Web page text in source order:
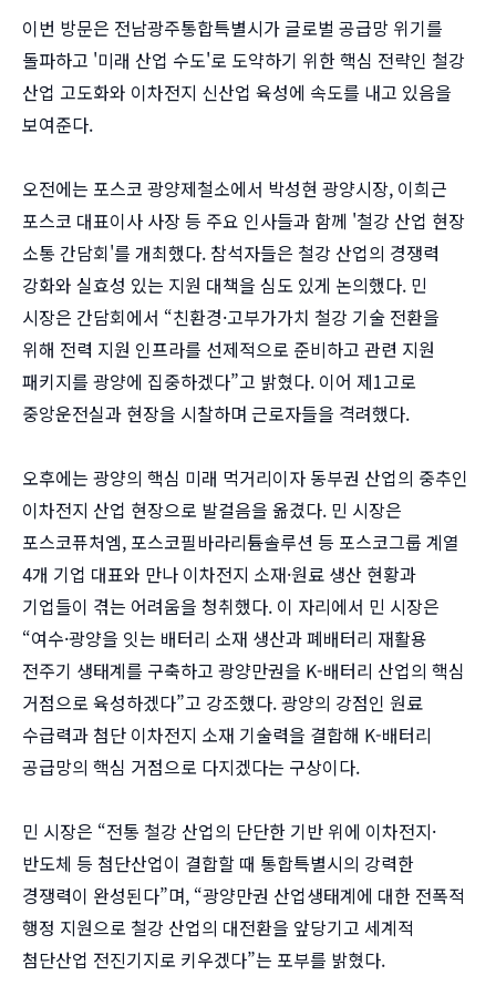
이번 방문은 전남광주통합특별시가 글로벌 공급망 위기를
돌파하고 '미래 산업 수도'로 도약하기 위한 핵심 전략인 철강
산업 고도화와 이차전지 신산업 육성에 속도를 내고 있음을
보여준다.
오전에는 포스코 광양제철소에서 박성현 광양시장, 이희근
포스코 대표이사 사장 등 주요 인사들과 함께 '철강 산업 현장
소통 간담회'를 개최했다. 참석자들은 철강 산업의 경쟁력
강화와 실효성 있는 지원 대책을 심도 있게 논의했다. 민
시장은 간담회에서 “친환경·고부가가치 철강 기술 전환을
위해 전력 지원 인프라를 선제적으로 준비하고 관련 지원
패키지를 광양에 집중하겠다”고 밝혔다. 이어 제1고로
중앙운전실과 현장을 시찰하며 근로자들을 격려했다.
오후에는 광양의 핵심 미래 먹거리이자 동부권 산업의 중추인
이차전지 산업 현장으로 발걸음을 옮겼다. 민 시장은
포스코퓨처엠, 포스코필바라리튬솔루션 등 포스코그룹 계열
4개 기업 대표와 만나 이차전지 소재·원료 생산 현황과
기업들이 겪는 어려움을 청취했다. 이 자리에서 민 시장은
“여수·광양을 잇는 배터리 소재 생산과 폐배터리 재활용
전주기 생태계를 구축하고 광양만권을 K-배터리 산업의 핵심
거점으로 육성하겠다”고 강조했다. 광양의 강점인 원료
수급력과 첨단 이차전지 소재 기술력을 결합해 K-배터리
공급망의 핵심 거점으로 다지겠다는 구상이다.
민 시장은 “전통 철강 산업의 단단한 기반 위에 이차전지·
반도체 등 첨단산업이 결합할 때 통합특별시의 강력한
경쟁력이 완성된다”며, “광양만권 산업생태계에 대한 전폭적
행정 지원으로 철강 산업의 대전환을 앞당기고 세계적
첨단산업 전진기지로 키우겠다”는 포부를 밝혔다.